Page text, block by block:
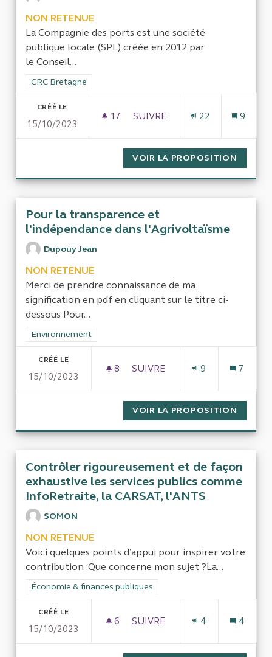
NON RETENUE
La Compagnie des ports est une société
publique locale (SPL) créée en 2012 par
le Conseil...
Filtrer les résultats de la catégorie : CRC Bretagne
CRC Bretagne
CRÉÉ LE
15/10/2023
17 17 ABONNÉS
SUIVRE
22 9
VOIR LA PROPOSITION
Pour la transparence et
l'indépendance dans l'Agrivoltaïsme
Dupouy Jean
NON RETENUE
Merci de prendre connaissance de ma
signification en pdf en cliquant sur le titre ci-
dessous Pour...
Filtrer les résultats de la catégorie : Environnement
Environnement
CRÉÉ LE
15/10/2023
8 8 ABONNÉS
SUIVRE
9 7
VOIR LA PROPOSITION
Contrôler rigoureusement et de façon
exhaustive les services publics comme
InfoRetraite, la CARSAT, l'ANTS
SOMON
NON RETENUE
Voici quelques points d’appui pour inspirer votre
contribution :Que concerne mon sujet ?La...
Filtrer les résultats de la catégorie : Économie & finances
Économie & finances publiques
CRÉÉ LE
15/10/2023
6 6 ABONNÉS
SUIVRE
4 4